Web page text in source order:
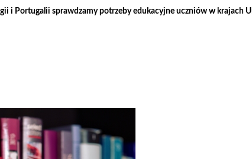
i Portugalii sprawdzamy potrzeby edukacyjne uczniów w krajach